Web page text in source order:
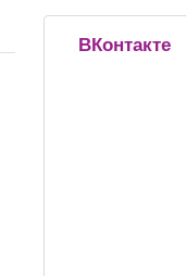
ВКонтакте